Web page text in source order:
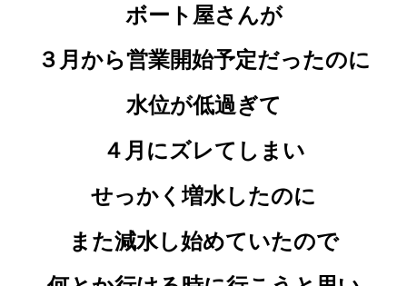
ボート屋さんが
３月から営業開始予定だったのに
水位が低過ぎて
４月にズレてしまい
せっかく増水したのに
また減水し始めていたので